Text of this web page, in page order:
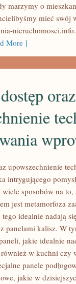
marzymy o
mieć swój
More ]
oraz
upowszechnienie
intrygującego
wiele sposobów na
jest metamorfoza
idealnie nadają
panelami kalisz. W
jakie idealnie
w kuchni czy
panele
jakie w